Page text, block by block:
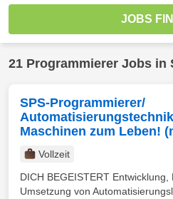
21 Programmierer Jobs in
SPS-Programmierer/
Maschinen zum Leben!
Vollzeit
DICH BEGEISTERT
Umsetzung von